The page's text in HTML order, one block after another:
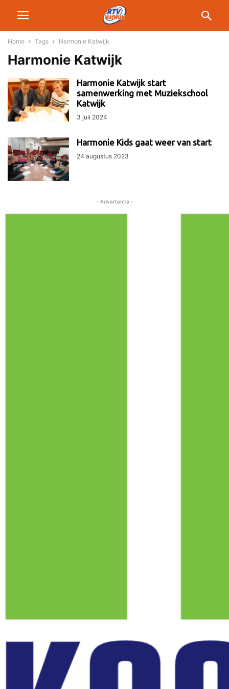
Home Tags Harmonie Katwijk
Harmonie Katwijk
Harmonie Katwijk start
samenwerking met Muziekschool
Katwijk
3 juli 2024
Harmonie Kids gaat weer van start
24 augustus 2023
- Advertentie -